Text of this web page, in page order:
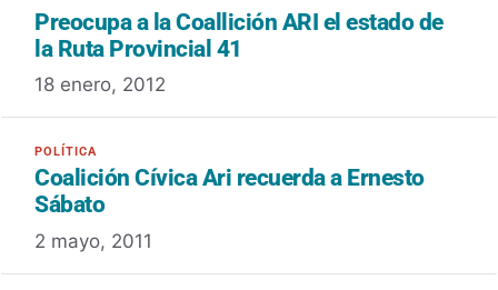
Preocupa a la Coallición ARI el estado de
la Ruta Provincial 41
18 enero, 2012
Coalición Cívica Ari recuerda a Ernesto
Sábato
2 mayo, 2011